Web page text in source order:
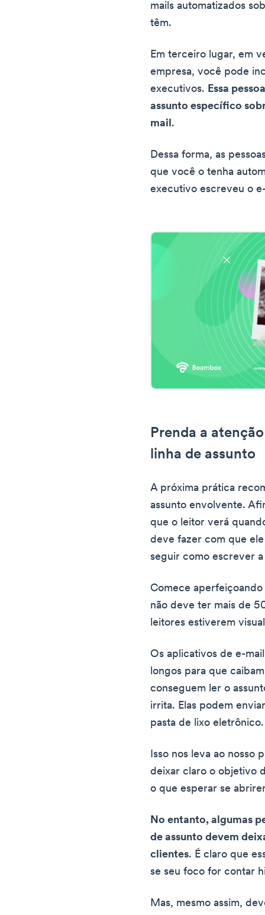
mails automatizados
têm.
Em terceiro lugar, em
empresa, você pode
executivos. Essa
assunto específico
mail.
Dessa forma, as
que você o tenha
executivo escreveu o
Prenda a
linha de assunto
A próxima prática
assunto envolvente.
que o leitor verá
deve fazer com que
seguir como escrever
Comece aperfeiçoando
não deve ter mais de
leitores estiverem
Os aplicativos de e-
longos para que
conseguem ler o
irrita. Elas podem
pasta de lixo eletrônico.
Isso nos leva ao nosso
deixar claro o objetivo
o que esperar se
No entanto, algumas
de assunto devem
clientes. É claro que
se seu foco for contar
Mas, mesmo assim,